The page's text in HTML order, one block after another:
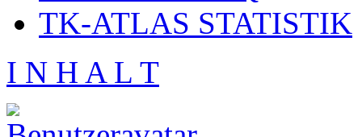
TK-ATLAS STATISTIK
I N H A L T